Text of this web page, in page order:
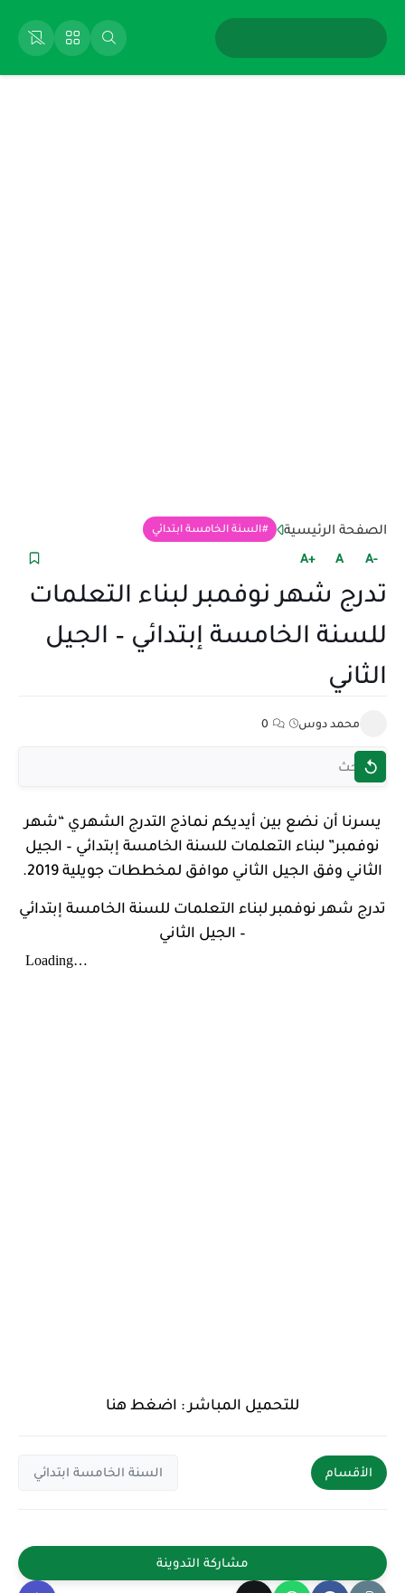
الصفحة الرئيسية السنة الخامسة ابتدائي
+A A -A
تدرج شهر نوفمبر لبناء التعلمات
للسنة الخامسة إبتدائي – الجيل
الثاني
محمد دوس 0
يسرنا أن نضع بين أيديكم نماذج التدرج الشهري “شهر
نوفمبر” لبناء التعلمات للسنة الخامسة إبتدائي – الجيل
الثاني وفق الجيل الثاني موافق لمخططات جويلية 2019.
تدرج شهر نوفمبر لبناء التعلمات للسنة الخامسة إبتدائي
– الجيل الثاني
للتحميل المباشر : اضغط هنا
الأقسام السنة الخامسة ابتدائي